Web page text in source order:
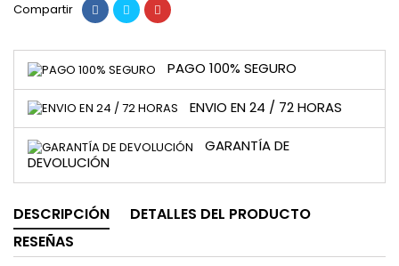
Compartir
PAGO 100% SEGURO
ENVIO EN 24 / 72 HORAS
GARANTÍA DE
DEVOLUCIÓN
DESCRIPCIÓN
DETALLES DEL PRODUCTO
RESEÑAS